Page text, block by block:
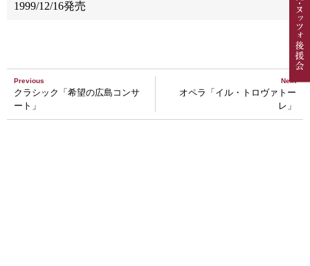
1999/12/16発売
Previous
クラシック「希望の広島コンサ
ート」
Next
オペラ「イル・トロヴァトー
レ」